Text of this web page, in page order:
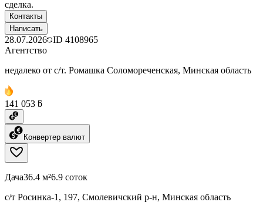
сделка.
Контакты
Написать
28.07.2026 ID 4108965
Агентство
недалеко от с/т. Ромашка Соломореченская, Минская область
141 053 ƃ
Конвертер валют
Дача36.4 м²6.9 соток
с/т Росинка-1, 197, Смолевичский р-н, Минская область